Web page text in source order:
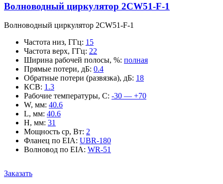
Волноводный циркулятор 2CW51-F-1
Волноводный циркулятор 2CW51-F-1
Частота низ, ГГц: 15
Частота верх, ГГц: 22
Ширина рабочей полосы, %: полная
Прямые потери, дБ: 0.4
Обратные потери (развязка), дБ: 18
КСВ: 1.3
Рабочие температуры, С: -30 — +70
W, мм: 40.6
L, мм: 40.6
H, мм: 31
Мощность ср, Вт: 2
Фланец по EIA: UBR-180
Волновод по EIA: WR-51
Заказать